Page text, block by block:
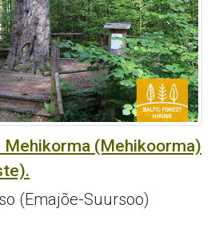
Mehikorma (Mehikoorma)
(Emajõe-Suursoo)